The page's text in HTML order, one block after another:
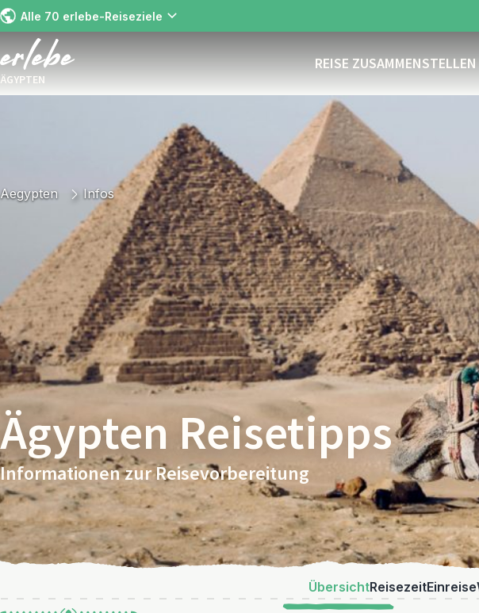
Alle 70 erlebe-Reiseziele
ÄGYPTEN
REISE ZUSAMMENSTELLEN
Aegypten Infos
Ägypten Reisetipps
Informationen zur Reisevorbereitung
ÜbersichtReisezeitEinreise